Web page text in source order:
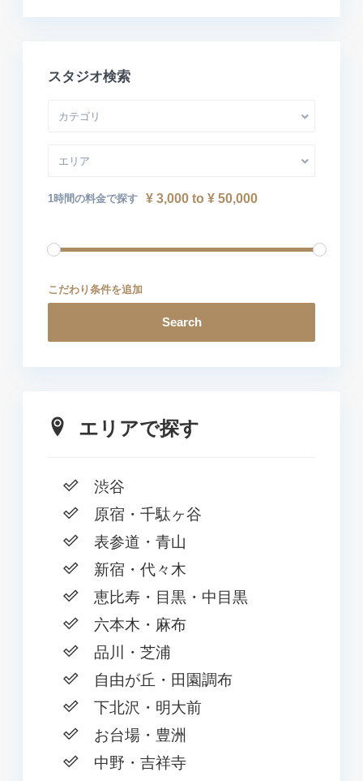
スタジオ検索
カテゴリ
エリア
1時間の料金で探す ¥ 3,000 to ¥ 50,000
こだわり条件を追加
Search
エリアで探す
渋谷
原宿・千駄ヶ谷
表参道・青山
新宿・代々木
恵比寿・目黒・中目黒
六本木・麻布
品川・芝浦
自由が丘・田園調布
下北沢・明大前
お台場・豊洲
中野・吉祥寺